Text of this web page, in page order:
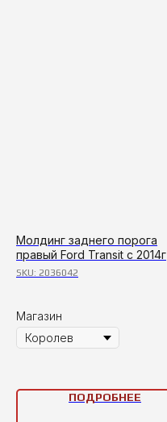
Молдинг заднего порога
правый Ford Transit с 2014г
SKU: 2036042
Магазин
ПОДРОБНЕЕ